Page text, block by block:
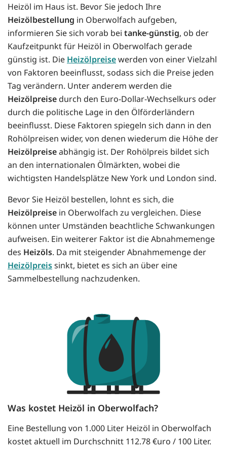
Heizöl im Haus ist. Bevor Sie jedoch Ihre
Heizölbestellung in Oberwolfach aufgeben,
informieren Sie sich vorab bei tanke-günstig, ob der
Kaufzeitpunkt für Heizöl in Oberwolfach gerade
günstig ist. Die Heizölpreisewerden von einer Vielzahl
von Faktoren beeinflusst, sodass sich die Preise jeden
Tag verändern. Unter anderem werden die
Heizölpreise durch den Euro-Dollar-Wechselkurs oder
durch die politische Lage in den Ölförderländern
beeinflusst. Diese Faktoren spiegeln sich dann in den
Rohölpreisen wider, von denen wiederum die Höhe der
Heizölpreiseabhängig ist. Der Rohölpreis bildet sich
an den internationalen Ölmärkten, wobei die
wichtigsten Handelsplätze New York und London sind.
Bevor Sie Heizöl bestellen, lohnt es sich, die
Heizölpreise in Oberwolfach zu vergleichen. Diese
können unter Umständen beachtliche Schwankungen
aufweisen. Ein weiterer Faktor ist die Abnahmemenge
des Heizöls. Da mit steigender Abnahmemenge der
Heizölpreissinkt, bietet es sich an über eine
Sammelbestellung nachzudenken.
Was kostet Heizöl in Oberwolfach?
Eine Bestellung von 1.000 Liter Heizöl in Oberwolfach
kostet aktuell im Durchschnitt 112.78 €uro / 100 Liter.